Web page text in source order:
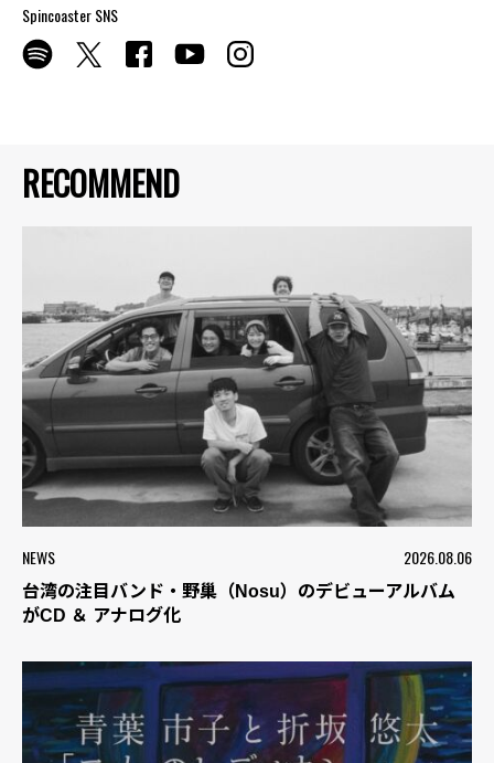
RECOMMEND
NEWS 2026.08.06
台湾の注目バンド・野巢（Nosu）のデビューアルバム
がCD ＆ アナログ化
Spincoaster SNS